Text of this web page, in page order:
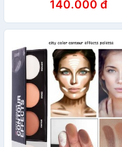
140.000 đ